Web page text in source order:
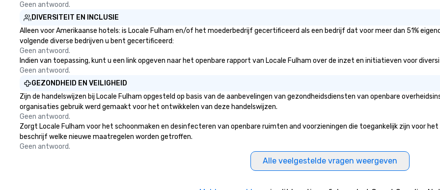
Geen antwoord.
DIVERSITEIT EN INCLUSIE
Alleen voor Amerikaanse hotels: is Locale Fulham en/of het moederbedrijf gecertificeerd als een bedrijf dat voor meer dan 51%
volgende diverse bedrijven u bent gecertificeerd:
Geen antwoord.
Indien van toepassing, kunt u een link opgeven naar het openbare rapport van Locale Fulham over de inzet en initiatieven voor
Geen antwoord.
GEZONDHEID EN VEILIGHEID
Zijn de handelswijzen bij Locale Fulham opgesteld op basis van de aanbevelingen van gezondheidsdiensten van openbare
organisaties gebruik werd gemaakt voor het ontwikkelen van deze handelswijzen.
Geen antwoord.
Zorgt Locale Fulham voor het schoonmaken en desinfecteren van openbare ruimten and voorzieningen die toegankelijk zijn voor
beschrijf welke nieuwe maatregelen worden getroffen.
Geen antwoord.
Alle veelgestelde vragen weergeven